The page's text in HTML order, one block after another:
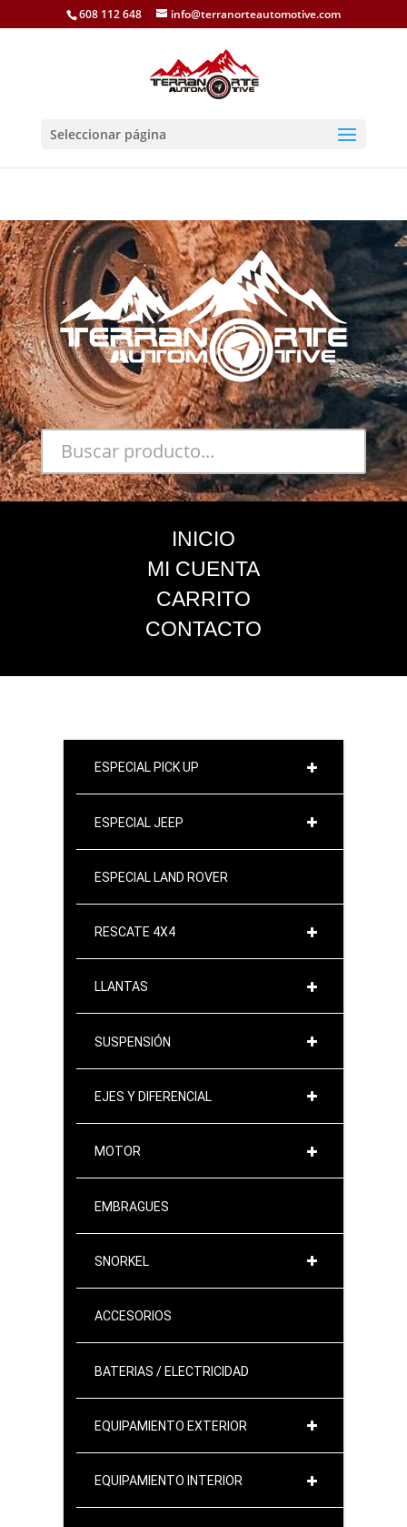
608 112 648 info@terranorteautomotive.com
Seleccionar página
INICIO
MI CUENTA
CARRITO
CONTACTO
ESPECIAL PICK UP
ESPECIAL JEEP
ESPECIAL LAND ROVER
RESCATE 4X4
LLANTAS
SUSPENSIÓN
EJES Y DIFERENCIAL
MOTOR
EMBRAGUES
SNORKEL
ACCESORIOS
BATERIAS / ELECTRICIDAD
EQUIPAMIENTO EXTERIOR
EQUIPAMIENTO INTERIOR